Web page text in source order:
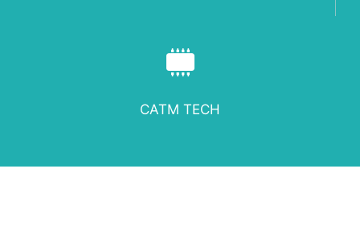
CATM TECH